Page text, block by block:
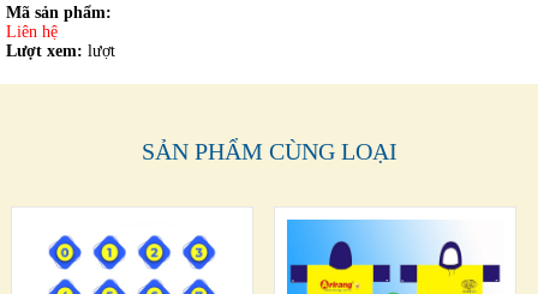
Mã sản phẩm:
Liên hệ
Lượt xem: lượt
SẢN PHẨM CÙNG LOẠI